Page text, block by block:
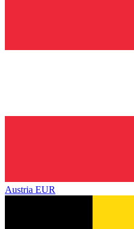
Austria EUR